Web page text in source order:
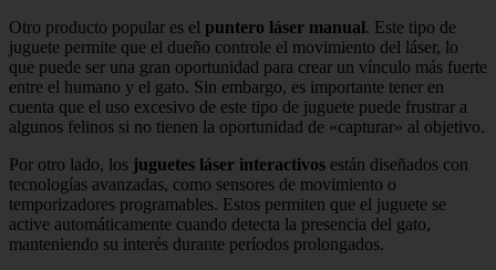
Otro producto popular es el puntero láser manual. Este tipo de
juguete permite que el dueño controle el movimiento del láser, lo
que puede ser una gran oportunidad para crear un vínculo más fuerte
entre el humano y el gato. Sin embargo, es importante tener en
cuenta que el uso excesivo de este tipo de juguete puede frustrar a
algunos felinos si no tienen la oportunidad de «capturar» al objetivo.
Por otro lado, los juguetes láser interactivos están diseñados con
tecnologías avanzadas, como sensores de movimiento o
temporizadores programables. Estos permiten que el juguete se
active automáticamente cuando detecta la presencia del gato,
manteniendo su interés durante períodos prolongados.